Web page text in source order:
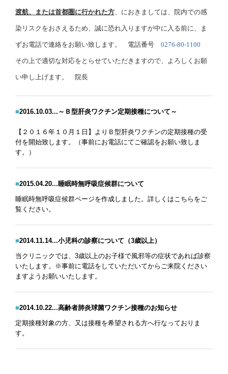
渡航、または首都圏に行かれた方 、におきましては、院内での感
染リスクをおさえるため、誠に恐れ 入りますが中に入る前に、ま
ずお電話で連絡をお願い致します。 電話番号 0276-80-1100
その上で適切な対応をとらせていただきますので、よろしくお願
い申し上げます。 院長
■2016.10.03...～Ｂ型肝炎ワクチン定期接種について～
【２０１６年１０月１日】よりＢ型肝炎ワクチンの定期接種の受
付を開始致します。（事前にお電話にてご確認をお願い致しま
す。）
■2015.04.20...睡眠時無呼吸症候群について
睡眠時無呼吸症候群ページを作成しました。 詳しくはこちらをご
覧ください。
■2014.11.14...小児科の診察について（3歳以上）
当クリニックでは、3歳以上のお子様で風邪等の症状であれば診察
いたします。※事前に電話をしていただいてからご来院ください
ますようお願いいたします。
■2014.10.22...高齢者肺炎球菌ワクチン接種のお知らせ
定期接種対象の方、又は接種を希望される方へ行なっておりま
す。